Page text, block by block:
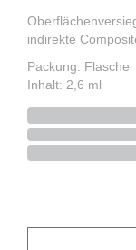
indirekte
Packung: Flasche
Inhalt: 2,6 ml